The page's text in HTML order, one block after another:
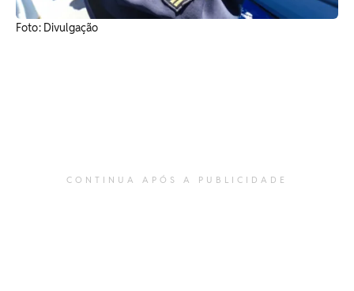
Foto: Divulgação
CONTINUA APÓS A PUBLICIDADE